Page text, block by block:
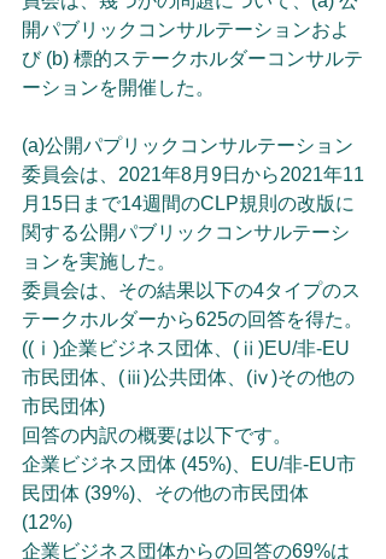
開パブリックコンサルテーションおよ
び (b) 標的ステークホルダーコンサルテ
ーションを開催した。
(a)公開パプリックコンサルテーション
委員会は、2021年8月9日から2021年11
月15日まで14週間のCLP規則の改版に
関する公開パブリックコンサルテーシ
ョンを実施した。
委員会は、その結果以下の4タイプのス
テークホルダーから625の回答を得た。
((ⅰ)企業ビジネス団体、(ⅱ)EU/非-EU
市民団体、(ⅲ)公共団体、(ⅳ)その他の
市民団体)
回答の内訳の概要は以下です。
企業ビジネス団体 (45%)、EU/非-EU市
民団体 (39%)、その他の市民団体
(12%)
企業ビジネス団体からの回答の69%は